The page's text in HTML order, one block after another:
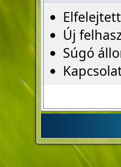
Új
Súgó